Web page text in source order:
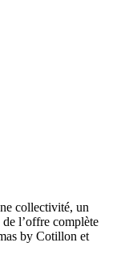
collectivité, un
de l’offre complète
by Cotillon et